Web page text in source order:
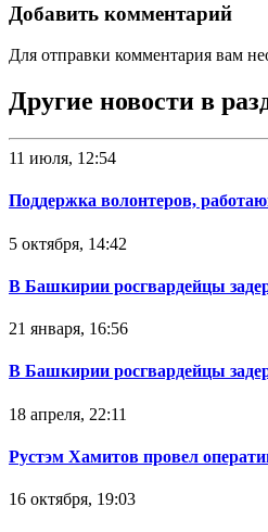
Добавить комментарий
Для отправки комментария вам
Другие новости в
11 июля, 12:54
Поддержка волонтеров,
5 октября, 14:42
В Башкирии росгвардейцы
21 января, 16:56
В Башкирии росгвардейцы
18 апреля, 22:11
Рустэм Хамитов провел
16 октября, 19:03